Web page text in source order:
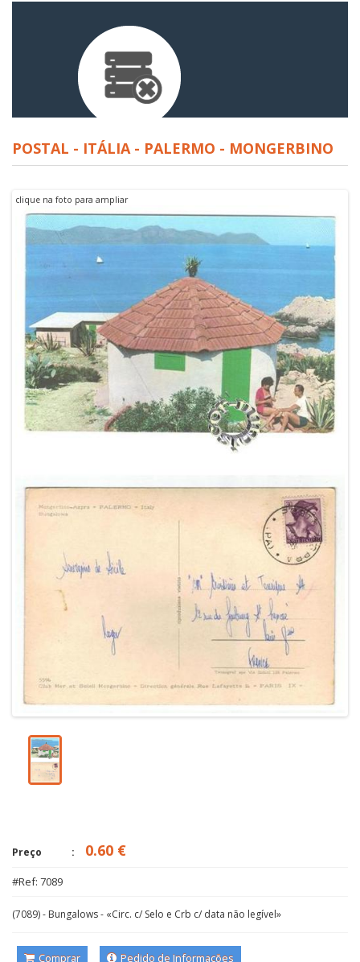
POSTAL - ITÁLIA - PALERMO - MONGERBINO
clique na foto para ampliar
Preço 0.60 €
#Ref: 7089
(7089) - Bungalows - «Circ. c/ Selo e Crb c/ data não legível»
Comprar Pedido de Informações